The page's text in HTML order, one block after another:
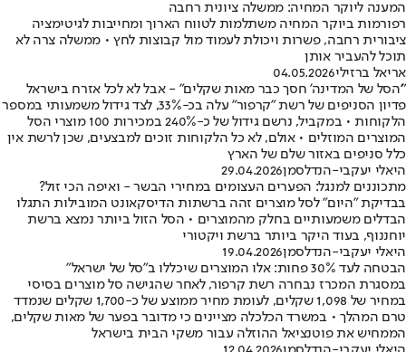
המענה ליוקר המחיה: ממשלה ציונית רחבה
רפורמות ביוקר המחיה משתלמות לטווח הארוך ומחייבות לגיטימציה
ציבורית רחבה, פשרות ויכולת לעמוד מול קבוצות לחץ • ממשלה צרה לא
תוכל להעביר אותן
אריאל ברזילי04.05.2026
"'הסל של המדינה' חסך כבר מאות שקלים" - אבל לא לכל אזרח בישראל
פדיון הסניפים של רשת "קרפור" עלה בכ-33%, לצד גידול משמעותי במספר
הלקוחות • במקביל, נרשם גידול של כ-240% במכירות 100 מוצרי הסל
המוצרים המוזלים • אולם, לא כל הלקוחות זוכים למבצעים, שכן לרשת אין
כלל סניפים באזור שלם של הארץ
היאלי יעקבי-הנדלסמן29.04.2026
מתכוננים למנגל: הפערים העצומים במחירי הבשר - ואיפה הכי זול?
בבדיקת "היום" לסל מוצרים זהה ברשתות הדיסקאונט המובילות התגלו
הבדלים משמעותיים בחלק מהמוצרים • הסל הזול ביותר נמצא ברשת
יוחננוף, בעוד היקר ביותר ברשת ויקטורי
היאלי יעקבי-הנדלסמן19.04.2026
הבטחה לעד 30% פחות: אלו המוצרים שיכללו ב"סל של ישראל"
במסגרת המכרז נבחרה רשת קרפור, לאחר שהגישה סל מוצרים בסיסי
במחיר של 1,098 שקלים, לעומת מחיר ממוצע של כ-1,700 שקלים שנמדד
טרם המהלך • במשרד הכלכלה מציינים כי מדובר בפער של מאות שקלים,
הממחיש את פוטנציאל ההוזלה עבור משקי הבית בישראל